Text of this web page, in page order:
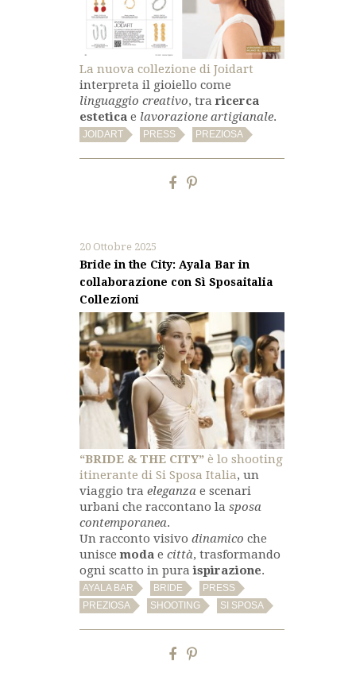
La nuova collezione di Joidart
interpreta il gioiello come
linguaggio creativo, traricerca
estetica e lavorazione artigianale.
JOIDART PRESS PREZIOSA
20 Ottobre 2025
Bride in the City: Ayala Bar in
collaborazione con Sì Sposaitalia
Collezioni
“BRIDE & THE CITY” è lo shooting
itinerante di Si Sposa Italia, un
viaggio tra eleganza e scenari
urbani che raccontano la sposa
contemporanea.
Un racconto visivo dinamico che
uniscemoda e città, trasformando
ogni scatto in puraispirazione.
AYALA BAR BRIDE PRESS
PREZIOSA SHOOTING SI SPOSA